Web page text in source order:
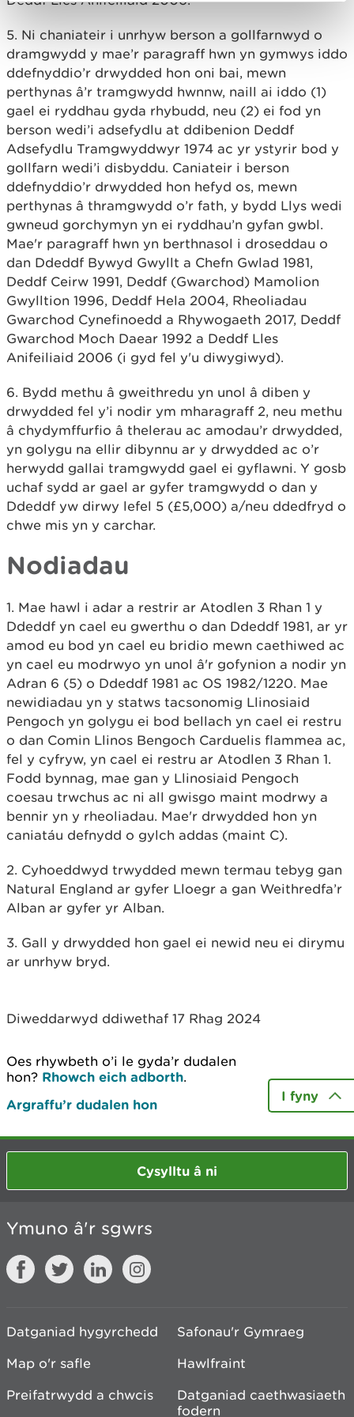
5. Ni chaniateir i unrhyw berson a gollfarnwyd o
dramgwydd y mae’r paragraff hwn yn gymwys iddo
ddefnyddio’r drwydded hon oni bai, mewn
perthynas â’r tramgwydd hwnnw, naill ai iddo (1)
gael ei ryddhau gyda rhybudd, neu (2) ei fod yn
berson wedi’i adsefydlu at ddibenion Deddf
Adsefydlu Tramgwyddwyr 1974 ac yr ystyrir bod y
gollfarn wedi’i disbyddu. Caniateir i berson
ddefnyddio’r drwydded hon hefyd os, mewn
perthynas â thramgwydd o’r fath, y bydd Llys wedi
gwneud gorchymyn yn ei ryddhau’n gyfan gwbl.
Mae'r paragraff hwn yn berthnasol i droseddau o
dan Ddeddf Bywyd Gwyllt a Chefn Gwlad 1981,
Deddf Ceirw 1991, Deddf (Gwarchod) Mamolion
Gwylltion 1996, Deddf Hela 2004, Rheoliadau
Gwarchod Cynefinoedd a Rhywogaeth 2017, Deddf
Gwarchod Moch Daear 1992 a Deddf Lles
Anifeiliaid 2006 (i gyd fel y'u diwygiwyd).
6. Bydd methu â gweithredu yn unol â diben y
drwydded fel y’i nodir ym mharagraff 2, neu methu
â chydymffurfio â thelerau ac amodau’r drwydded,
yn golygu na ellir dibynnu ar y drwydded ac o’r
herwydd gallai tramgwydd gael ei gyflawni. Y gosb
uchaf sydd ar gael ar gyfer tramgwydd o dan y
Ddeddf yw dirwy lefel 5 (£5,000) a/neu ddedfryd o
chwe mis yn y carchar.
Nodiadau
​1. Mae hawl i adar a restrir ar Atodlen 3 Rhan 1 y
Ddeddf yn cael eu gwerthu o dan Ddeddf 1981, ar yr
amod eu bod yn cael eu bridio mewn caethiwed ac
yn cael eu modrwyo yn unol â'r gofynion a nodir yn
Adran 6 (5) o Ddeddf 1981 ac OS 1982/1220. Mae
newidiadau yn y statws tacsonomig Llinosiaid
Pengoch yn golygu ei bod bellach yn cael ei restru
o dan Comin Llinos Bengoch Carduelis flammea ac,
fel y cyfryw, yn cael ei restru ar Atodlen 3 Rhan 1.
Fodd bynnag, mae gan y Llinosiaid Pengoch
coesau trwchus ac ni all gwisgo maint modrwy a
bennir yn y rheoliadau. Mae'r drwydded hon yn
caniatáu defnydd o gylch addas (maint C).
2. Cyhoeddwyd trwydded mewn termau tebyg gan
Natural England ar gyfer Lloegr a gan Weithredfa’r
Alban ar gyfer yr Alban.
3. Gall y drwydded hon gael ei newid neu ei dirymu
ar unrhyw bryd.​​​
Diweddarwyd ddiwethaf 17 Rhag 2024
Oes rhywbeth o’i le gyda’r dudalen
hon? Rhowch eich adborth.
Argraffu’r dudalen hon
I fyny
Cysylltu â ni
Ymuno â'r sgwrs
Datganiad hygyrchedd
Safonau'r Gymraeg
Map o'r safle
Hawlfraint
Preifatrwydd a chwcis
Datganiad caethwasiaeth
fodern